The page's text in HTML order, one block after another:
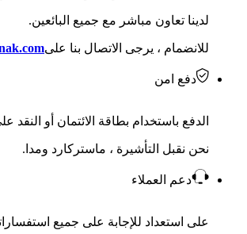
لدينا تعاون مباشر مع جميع البائعين.
للانضمام ، يرجى الاتصال بنا على
دفع امن
الدفع باستخدام بطاقة الائتمان أو النقد
نحن نقبل التأشيرة ، ماستركارد ومدا.
دعم العملاء
على استعداد للإجابة على جميع